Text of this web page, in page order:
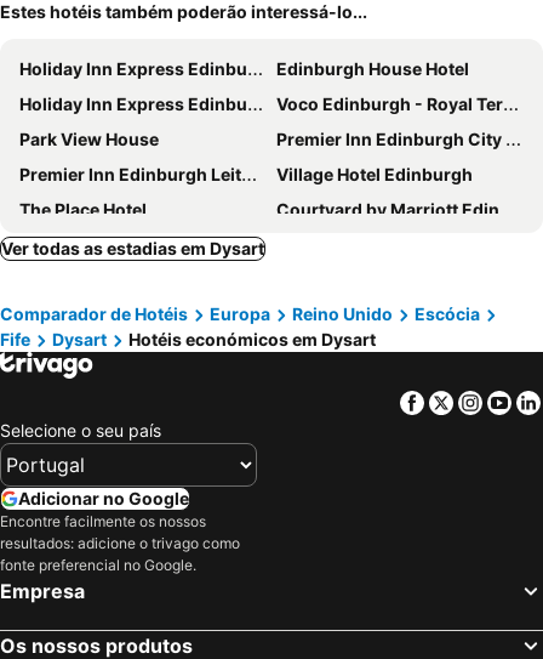
Estes hotéis também poderão interessá-lo...
Holiday Inn Express Edinburgh - Leith Waterfront by IHG
Edinburgh House Hotel
Holiday Inn Express Edinburgh City Centre By Ihg
Voco Edinburgh - Royal Terrace By Ihg
Park View House
Premier Inn Edinburgh City York Place
Premier Inn Edinburgh Leith Waterfront
Village Hotel Edinburgh
The Place Hotel
Courtyard by Marriott Edinburgh
On The Walk
Destiny Student - Burnet Point
Leith House
Ellwyn House
A Haven Townhouse
Travelodge Dunfermline
The Glasshouse, Autograph Collection
No11 Boutique Hotel & Brasserie
W Edinburgh
Holiday Inn Express Dunfermline By Ihg
The Royal Scots Club
Malmaison Edinburgh
Brig O'Doon Guest House
Premier Inn Glenrothes
The Bay Hotel
Ver todas as estadias em Dysart
Comparador de Hotéis Europa Reino Unido
Escócia
Fife
Dysart Hotéis económicos em Dysart
Facebook
Twitter
Selecione o seu país
Adicionar no Google
Encontre facilmente os nossos
resultados: adicione o trivago como
fonte preferencial no Google.
Empresa
Os nossos produtos